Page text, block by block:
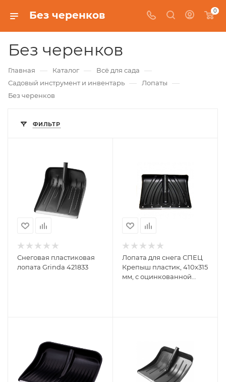
Без черенков 0
Без черенков
Главная — Каталог — Всё для сада —
Садовый инструмент и инвентарь — Лопаты —
Без черенков
ФИЛЬТР
Снеговая пластиковая
лопата Grinda 421833
Лопата для снега СПЕЦ
Крепыш пластик, 410x315
мм, с оцинкованной